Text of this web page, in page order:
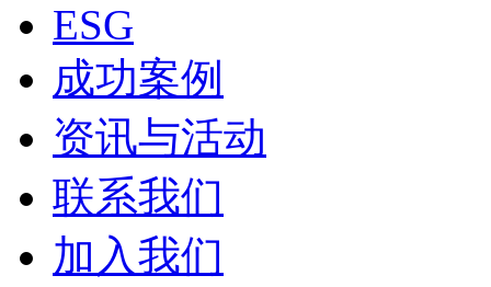
ESG
成功案例
资讯与活动
联系我们
加入我们